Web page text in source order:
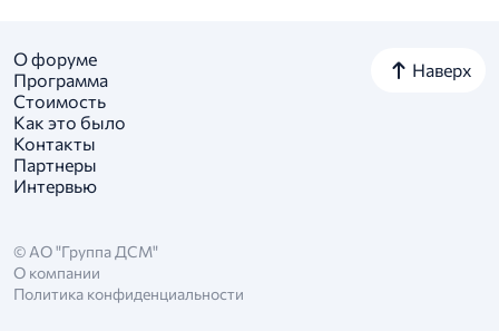
О форуме
Программа
Стоимость
Как это было
Контакты
Партнеры
Интервью
Наверх
© АО "Группа ДСМ"
О компании
Политика конфиденциальности